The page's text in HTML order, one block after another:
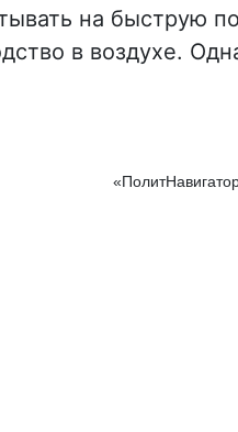
на быструю
в воздухе.